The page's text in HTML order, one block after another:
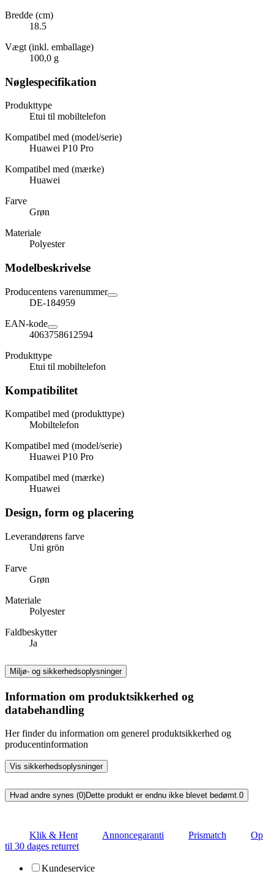
Bredde (cm)
18.5
Vægt (inkl. emballage)
100,0 g
Nøglespecifikation
Produkttype
Etui til mobiltelefon
Kompatibel med (model/serie)
Huawei P10 Pro
Kompatibel med (mærke)
Huawei
Farve
Grøn
Materiale
Polyester
Modelbeskrivelse
Producentens varenummer
DE-184959
EAN-kode
4063758612594
Produkttype
Etui til mobiltelefon
Kompatibilitet
Kompatibel med (produkttype)
Mobiltelefon
Kompatibel med (model/serie)
Huawei P10 Pro
Kompatibel med (mærke)
Huawei
Design, form og placering
Leverandørens farve
Uni grön
Farve
Grøn
Materiale
Polyester
Faldbeskytter
Ja
Miljø- og sikkerhedsoplysninger
Information om produktsikkerhed og
databehandling
Her finder du information om generel produktsikkerhed og
producentinformation
Vis sikkerhedsoplysninger
Hvad andre synes (0)Dette produkt er endnu ikke blevet bedømt.0
Klik & Hent Annoncegaranti Prismatch
Op
til 30 dages returret
Kundeservice